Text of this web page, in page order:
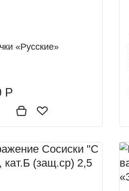
«Русские»
Р